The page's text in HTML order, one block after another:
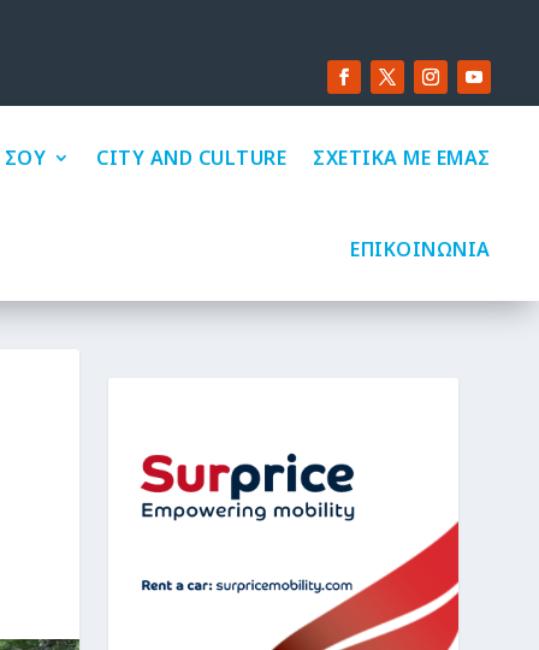
ΣΟΥ CITY AND CULTURE ΣΧΕΤΙΚΑ ΜΕ ΕΜΑΣ
ΕΠΙΚΟΙΝΩΝΙΑ